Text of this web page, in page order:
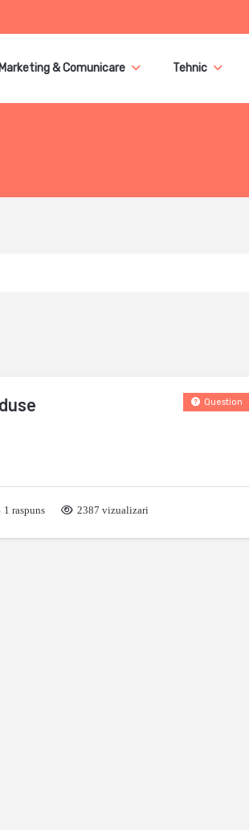
Marketing & Comunicare Tehnic
Question
1 raspuns 2387 vizualizari